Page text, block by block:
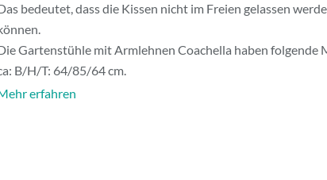
bedeutet, dass die Kissen nicht im Freien gelassen
Gartenstühle mit Armlehnen Coachella haben folgende
B/H/T: 64/85/64 cm.
erfahren